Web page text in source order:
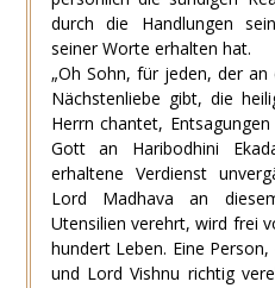
durch die Handlungen
seiner Worte erhalten hat.
„Oh Sohn, für jeden, der
Nächstenliebe gibt, die
Herrn chantet,
Gott an Haribodhini
erhaltene Verdienst
Lord Madhava an
Utensilien verehrt, wird frei
hundert Leben. Eine
und Lord Vishnu richtig